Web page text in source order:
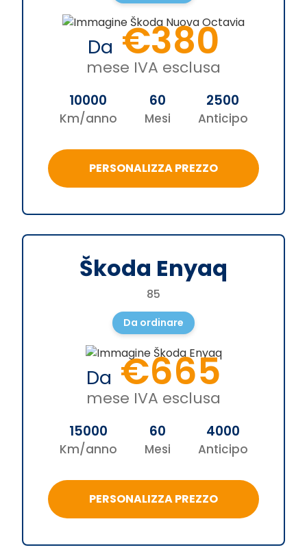
Da€380
mese IVA esclusa
10000
Km/anno
60
Mesi
2500
Anticipo
PERSONALIZZA PREZZO
Škoda Enyaq
85
Da ordinare
Da€665
mese IVA esclusa
15000
Km/anno
60
Mesi
4000
Anticipo
PERSONALIZZA PREZZO